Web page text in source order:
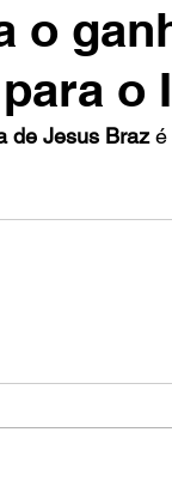
o
o
de Jesus Braz é